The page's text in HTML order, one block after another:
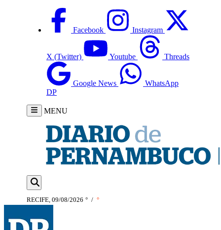
Facebook Instagram
X (Twitter) Youtube Threads
Google News
WhatsApp
DP
MENU
RECIFE, 09/08/2026 ° / °